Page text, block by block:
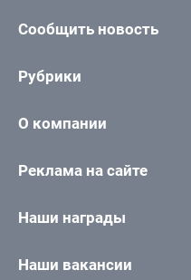
Сообщить новость
Рубрики
О компании
Реклама на сайте
Наши награды
Наши вакансии